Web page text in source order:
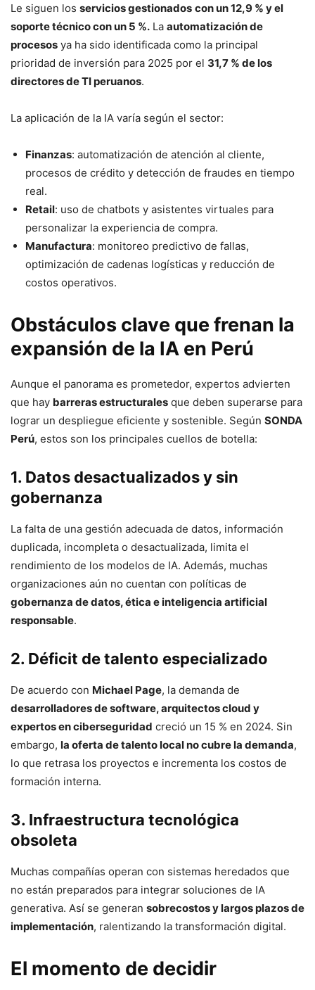
Le siguen los servicios gestionados con un 12,9 % y el
soporte técnico con un 5 %. La automatización de
procesos ya ha sido identificada como la principal
prioridad de inversión para 2025 por el 31,7 % de los
directores de TI peruanos.
La aplicación de la IA varía según el sector:
Finanzas: automatización de atención al cliente,
procesos de crédito y detección de fraudes en tiempo
real.
Retail: uso de chatbots y asistentes virtuales para
personalizar la experiencia de compra.
Manufactura: monitoreo predictivo de fallas,
optimización de cadenas logísticas y reducción de
costos operativos.
Obstáculos clave que frenan la
expansión de la IA en Perú
Aunque el panorama es prometedor, expertos advierten
que hay barreras estructurales que deben superarse para
lograr un despliegue eficiente y sostenible. Según SONDA
Perú, estos son los principales cuellos de botella:
1. Datos desactualizados y sin
gobernanza
La falta de una gestión adecuada de datos, información
duplicada, incompleta o desactualizada, limita el
rendimiento de los modelos de IA. Además, muchas
organizaciones aún no cuentan con políticas de
gobernanza de datos, ética e inteligencia artificial
responsable.
2. Déficit de talento especializado
De acuerdo con Michael Page, la demanda de
desarrolladores de software, arquitectos cloud y
expertos en ciberseguridad creció un 15 % en 2024. Sin
embargo, la oferta de talento local no cubre la demanda,
lo que retrasa los proyectos e incrementa los costos de
formación interna.
3. Infraestructura tecnológica
obsoleta
Muchas compañías operan con sistemas heredados que
no están preparados para integrar soluciones de IA
generativa. Así se generan sobrecostos y largos plazos de
implementación, ralentizando la transformación digital.
El momento de decidir